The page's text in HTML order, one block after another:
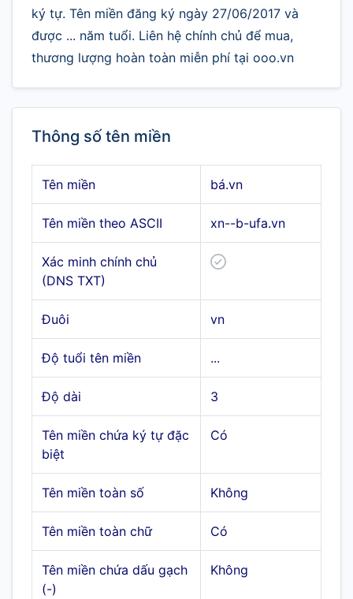
ký tự. Tên miền đăng ký ngày 27/06/2017 và
được ... năm tuổi. Liên hệ chính chủ để mua,
thương lượng hoàn toàn miễn phí tại ooo.vn
Thông số tên miền
Tên miền bá.vn
Tên miền theo ASCII xn--b-ufa.vn
Xác minh chính chủ
(DNS TXT)
Đuôi vn
Độ tuổi tên miền ...
Độ dài 3
Tên miền chứa ký tự đặc
biệt
Có
Tên miền toàn số Không
Tên miền toàn chữ Có
Tên miền chứa dấu gạch
(-)
Không